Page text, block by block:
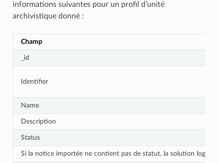
informations suivantes pour un profil d’unité
archivistique donné :
Champ
_id
Identifier
Name
Description
Status
Si la notice importée ne contient pas de statut, la solution